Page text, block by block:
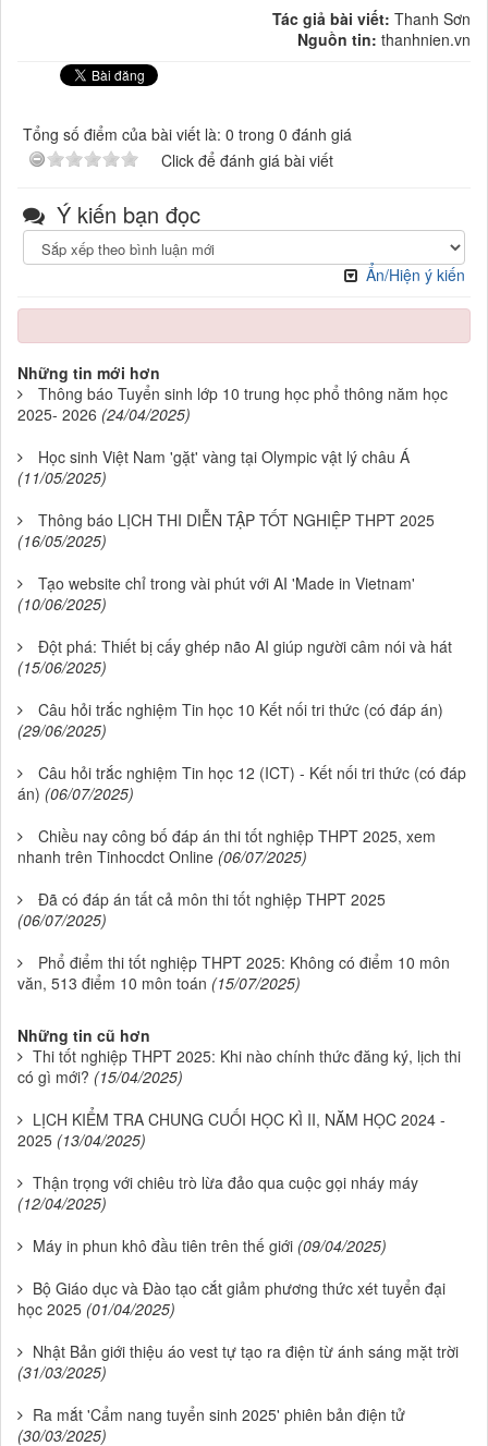
Tác giả bài viết: Thanh Sơn
Nguồn tin: thanhnien.vn
Tổng số điểm của bài viết là: 0 trong 0 đánh giá
Click để đánh giá bài viết
Ý kiến bạn đọc
Ẩn/Hiện ý kiến
Những tin mới hơn
Thông báo Tuyển sinh lớp 10 trung học phổ thông năm học
2025- 2026 (24/04/2025)
Học sinh Việt Nam 'gặt' vàng tại Olympic vật lý châu Á
(11/05/2025)
Thông báo LỊCH THI DIỄN TẬP TỐT NGHIỆP THPT 2025
(16/05/2025)
Tạo website chỉ trong vài phút với AI 'Made in Vietnam'
(10/06/2025)
Đột phá: Thiết bị cấy ghép não AI giúp người câm nói và hát
(15/06/2025)
Câu hỏi trắc nghiệm Tin học 10 Kết nối tri thức (có đáp án)
(29/06/2025)
Câu hỏi trắc nghiệm Tin học 12 (ICT) - Kết nối tri thức (có đáp
án) (06/07/2025)
Chiều nay công bố đáp án thi tốt nghiệp THPT 2025, xem
nhanh trên Tinhocdct Online (06/07/2025)
Đã có đáp án tất cả môn thi tốt nghiệp THPT 2025
(06/07/2025)
Phổ điểm thi tốt nghiệp THPT 2025: Không có điểm 10 môn
văn, 513 điểm 10 môn toán (15/07/2025)
Những tin cũ hơn
Thi tốt nghiệp THPT 2025: Khi nào chính thức đăng ký, lịch thi
có gì mới? (15/04/2025)
LỊCH KIỂM TRA CHUNG CUỐI HỌC KÌ II, NĂM HỌC 2024 -
2025 (13/04/2025)
Thận trọng với chiêu trò lừa đảo qua cuộc gọi nháy máy
(12/04/2025)
Máy in phun khô đầu tiên trên thế giới (09/04/2025)
Bộ Giáo dục và Đào tạo cắt giảm phương thức xét tuyển đại
học 2025 (01/04/2025)
Nhật Bản giới thiệu áo vest tự tạo ra điện từ ánh sáng mặt trời
(31/03/2025)
Ra mắt 'Cẩm nang tuyển sinh 2025' phiên bản điện tử
(30/03/2025)